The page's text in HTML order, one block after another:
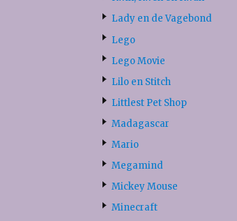
Lady en de Vagebond
Lego
Lego Movie
Lilo en Stitch
Littlest Pet Shop
Madagascar
Mario
Megamind
Mickey Mouse
Minecraft